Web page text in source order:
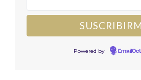
Powered by